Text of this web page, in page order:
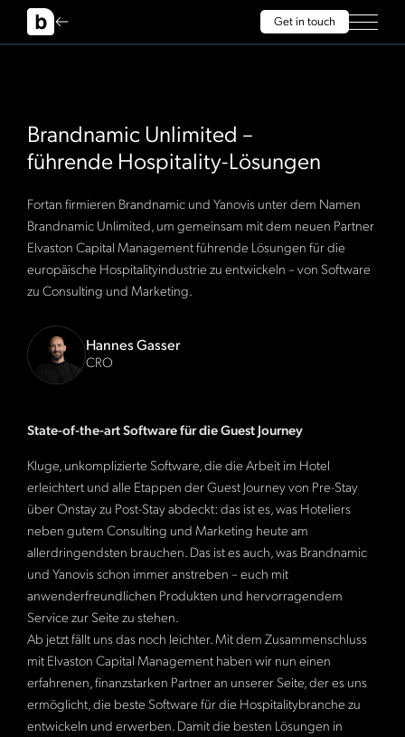
Get in touch
Brandnamic Unlimited –
führende Hospitality-Lösungen
Fortan firmieren Brandnamic und Yanovis unter dem Namen
Brandnamic Unlimited, um gemeinsam mit dem neuen Partner
Elvaston Capital Management führende Lösungen für die
europäische Hospitalityindustrie zu entwickeln – von Software
zu Consulting und Marketing.
Hannes Gasser
CRO
State-of-the-art Software für die Guest Journey
Kluge, unkomplizierte Software, die die Arbeit im Hotel
erleichtert und alle Etappen der Guest Journey von Pre-Stay
über Onstay zu Post-Stay abdeckt: das ist es, was Hoteliers
neben gutem Consulting und Marketing heute am
allerdringendsten brauchen. Das ist es auch, was Brandnamic
und Yanovis schon immer anstreben – euch mit
anwenderfreundlichen Produkten und hervorragendem
Service zur Seite zu stehen.
Ab jetzt fällt uns das noch leichter. Mit dem Zusammenschluss
mit Elvaston Capital Management haben wir nun einen
erfahrenen, finanzstarken Partner an unserer Seite, der es uns
ermöglicht, die beste Software für die Hospitalitybranche zu
entwickeln und erwerben. Damit die besten Lösungen in